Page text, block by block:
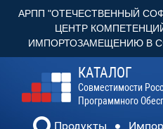
АРПП "ОТЕЧЕСТВЕННЫЙ
ЦЕНТР
ИМПОРТОЗАМЕЩЕНИЮ В
КАТАЛОГ
Совместимости
Программного
Продукты